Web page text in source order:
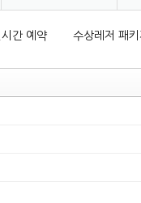
간 예약 수상레저 패